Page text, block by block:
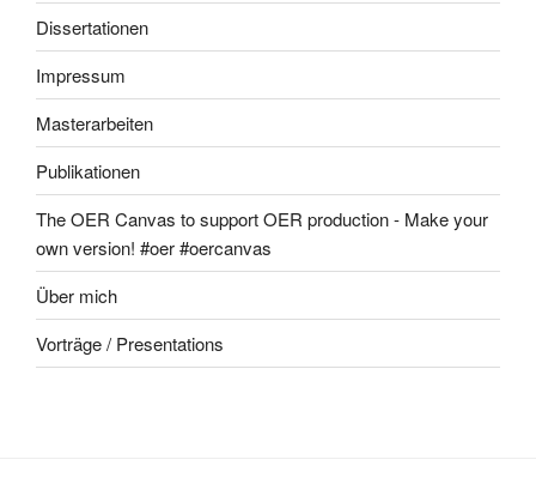
Dissertationen
Impressum
Masterarbeiten
Publikationen
The OER Canvas to support OER production - Make your
own version! #oer #oercanvas
Über mich
Vorträge / Presentations